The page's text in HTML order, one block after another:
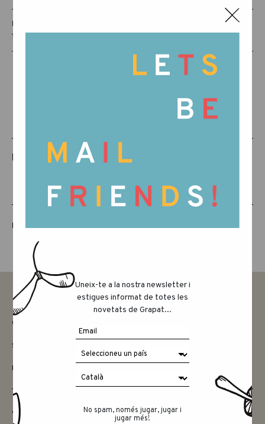
RÈF:
17-170
PRODUCTES RELACIONATS
LUCKY LUCKY CUARTA EDICIÓ
Uneix-te a la nostra newsletter i
estigues informat de totes les
novetats de Grapat...
No spam, només jugar, jugar i
jugar més!
CONTACTAR
SAY HELLO
INSTAGRAM
AMICS